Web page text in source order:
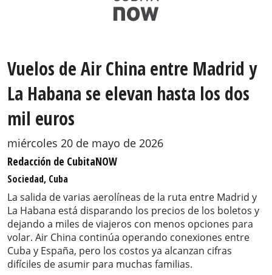
Vuelos de Air China entre Madrid y
La Habana se elevan hasta los dos
mil euros
miércoles 20 de mayo de 2026
Redacción de CubitaNOW
Sociedad, Cuba
La salida de varias aerolíneas de la ruta entre Madrid y
La Habana está disparando los precios de los boletos y
dejando a miles de viajeros con menos opciones para
volar. Air China continúa operando conexiones entre
Cuba y España, pero los costos ya alcanzan cifras
difíciles de asumir para muchas familias.